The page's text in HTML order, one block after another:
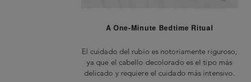
A One-Minute Bedtime Ritual
El cuidado del rubio es notoriamente riguroso,
ya que el cabello decolorado es el tipo más
delicado y requiere el cuidado más intensivo.